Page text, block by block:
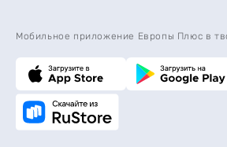
Мобильное приложение Европы Плюс в